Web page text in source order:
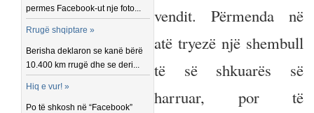
permes Facebook-ut nje foto...
Rrugë shqiptare »
Berisha deklaron se kanë bërë
10.400 km rrugë dhe se deri...
Hiq e vur! »
Po të shkosh në “Facebook”
vendit. Përmenda në
atë tryezë një shembull
të së shkuarës së
harruar, por të